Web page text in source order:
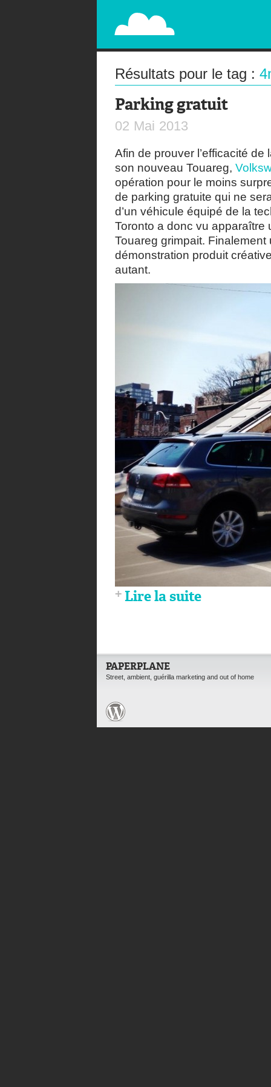
PAPERPLANE
STREET, AMBIENT, GUÉRILLA MARKETING
Résultats pour le tag :
Parking gratuit
02 Mai 2013
Afin de prouver l’efficacité
son nouveau Touareg,
opération pour le moins
de parking gratuite qui ne
d’un véhicule équipé de la
Toronto a donc vu
Touareg grimpait.
démonstration produit
autant.
Lire la suite
PAPERPLANE
Street, ambient, guérilla marketing and out of home